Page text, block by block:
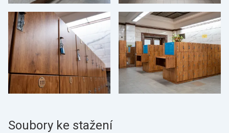
Soubory ke stažení